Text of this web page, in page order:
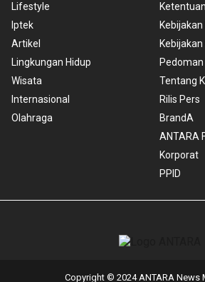
Lifestyle
Iptek
Artikel
Lingkungan Hidup
Wisata
Internasional
Olahraga
Tentang
Rilis Pers
BrandA
ANTARA
Korporat
PPID
Copyright © 2024 ANTARA News